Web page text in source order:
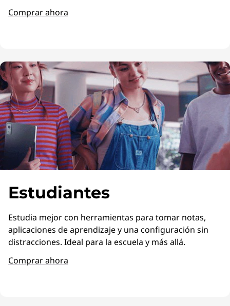
Comprar ahora
Estudiantes
Estudia mejor con herramientas para tomar notas,
aplicaciones de aprendizaje y una configuración sin
distracciones. Ideal para la escuela y más allá.
Comprar ahora